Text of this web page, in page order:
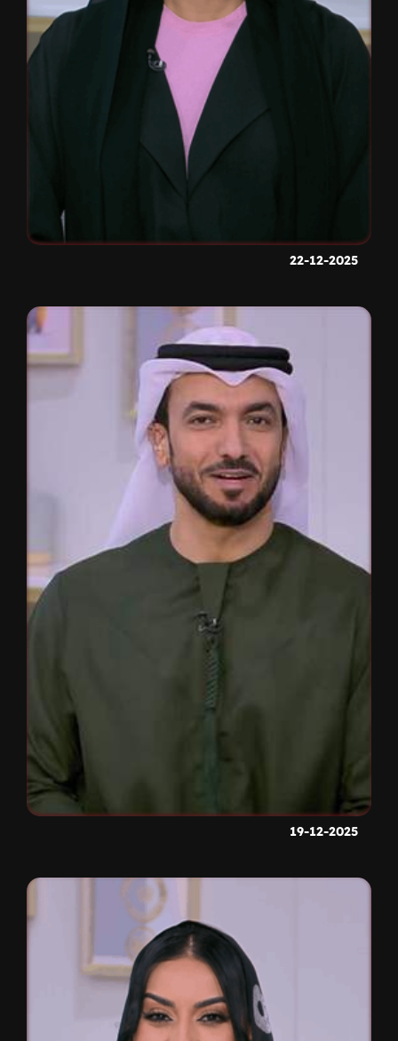
22-12-2025
19-12-2025